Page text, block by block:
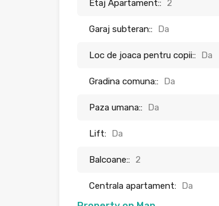
Etaj Apartament:: 2
Garaj subteran:: Da
Loc de joaca pentru copii:: Da
Gradina comuna:: Da
Paza umana:: Da
Lift: Da
Balcoane:: 2
Centrala apartament: Da